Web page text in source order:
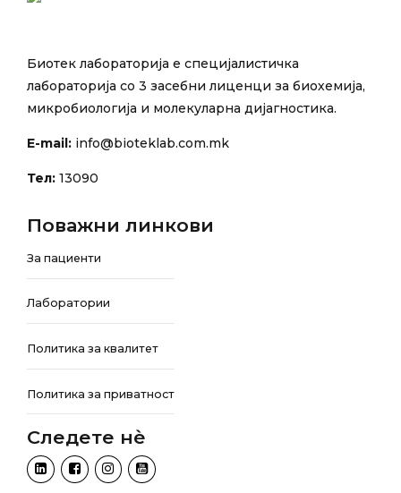
Биотек лабораторија е специјалистичка
лабораторија со 3 засебни лиценци за биохемија,
микробиологија и молекуларна дијагностика.
E-mail: info@bioteklab.com.mk
Тел: 13090
Поважни линкови
За пациенти
Лаборатории
Политика за квалитет
Политика за приватност
Следете нѐ